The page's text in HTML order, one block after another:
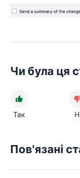
Чи була ця
Так
Пов'язані